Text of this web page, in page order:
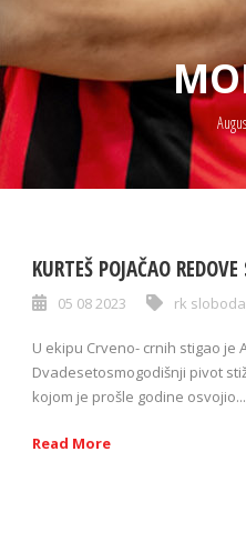
KURTEŠ POJAČAO REDOVE
05 08 2023 rk sloboda
U ekipu Crveno- crnih stigao je
Dvadesetosmogodišnji pivot
kojom je prošle godine osvojio...
Read More